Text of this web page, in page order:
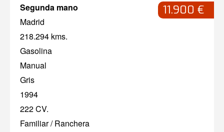
Segunda mano
Madrid
218.294 kms.
Gasolina
Manual
Gris
1994
222 CV.
Familiar / Ranchera
11.900 €